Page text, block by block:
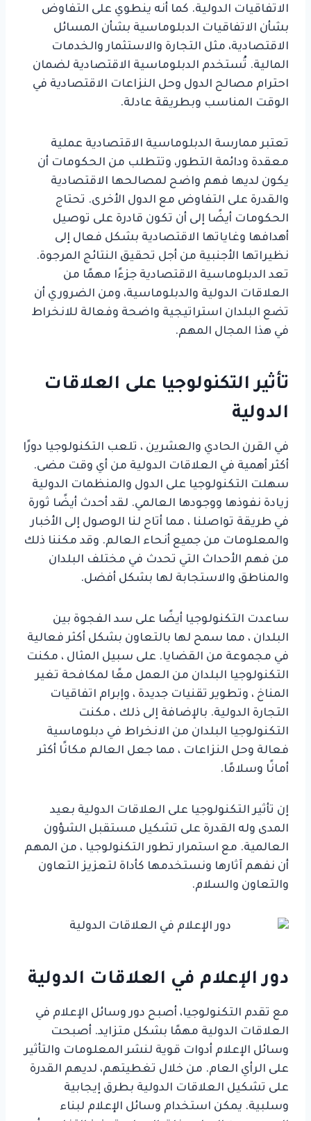
الاتفاقيات الدولية. كما أنه ينطوي على التفاوض
بشأن الاتفاقيات الدبلوماسية بشأن المسائل
الاقتصادية، مثل التجارة والاستثمار والخدمات
المالية. تُستخدم الدبلوماسية الاقتصادية لضمان
احترام مصالح الدول وحل النزاعات الاقتصادية في
الوقت المناسب وبطريقة عادلة.
تعتبر ممارسة الدبلوماسية الاقتصادية عملية
معقدة ودائمة التطور، وتتطلب من الحكومات أن
يكون لديها فهم واضح لمصالحها الاقتصادية
والقدرة على التفاوض مع الدول الأخرى. تحتاج
الحكومات أيضًا إلى أن تكون قادرة على توصيل
أهدافها وغاياتها الاقتصادية بشكل فعال إلى
نظيراتها الأجنبية من أجل تحقيق النتائج المرجوة.
تعد الدبلوماسية الاقتصادية جزءًا مهمًا من
العلاقات الدولية والدبلوماسية، ومن الضروري أن
تضع البلدان استراتيجية واضحة وفعالة للانخراط
في هذا المجال المهم.
تأثير التكنولوجيا على العلاقات
الدولية
في القرن الحادي والعشرين ، تلعب التكنولوجيا دورًا
أكثر أهمية في العلاقات الدولية من أي وقت مضى.
سهلت التكنولوجيا على الدول والمنظمات الدولية
زيادة نفوذها ووجودها العالمي. لقد أحدث أيضًا ثورة
في طريقة تواصلنا ، مما أتاح لنا الوصول إلى الأخبار
والمعلومات من جميع أنحاء العالم. وقد مكننا ذلك
من فهم الأحداث التي تحدث في مختلف البلدان
والمناطق والاستجابة لها بشكل أفضل.
ساعدت التكنولوجيا أيضًا على سد الفجوة بين
البلدان ، مما سمح لها بالتعاون بشكل أكثر فعالية
في مجموعة من القضايا. على سبيل المثال ، مكنت
التكنولوجيا البلدان من العمل معًا لمكافحة تغير
المناخ ، وتطوير تقنيات جديدة ، وإبرام اتفاقيات
التجارة الدولية. بالإضافة إلى ذلك ، مكنت
التكنولوجيا البلدان من الانخراط في دبلوماسية
فعالة وحل النزاعات ، مما جعل العالم مكانًا أكثر
أمانًا وسلامًا.
إن تأثير التكنولوجيا على العلاقات الدولية بعيد
المدى وله القدرة على تشكيل مستقبل الشؤون
العالمية. مع استمرار تطور التكنولوجيا ، من المهم
أن نفهم آثارها ونستخدمها كأداة لتعزيز التعاون
والتعاون والسلام.
دور الإعلام في العلاقات الدولية
مع تقدم التكنولوجيا، أصبح دور وسائل الإعلام في
العلاقات الدولية مهمًا بشكل متزايد. أصبحت
وسائل الإعلام أدوات قوية لنشر المعلومات والتأثير
على الرأي العام. من خلال تغطيتهم، لديهم القدرة
على تشكيل العلاقات الدولية بطرق إيجابية
وسلبية. يمكن استخدام وسائل الإعلام لبناء